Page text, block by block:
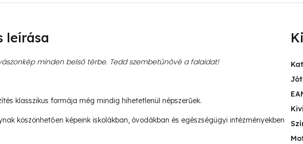
leírása
minden belső térbe. Tedd szembetűnővé a falaidat!
klasszikus formája még mindig hihetetlenül népszerűek.
köszönhetően képeink iskolákban, óvodákban és egészségügyi intézményekben